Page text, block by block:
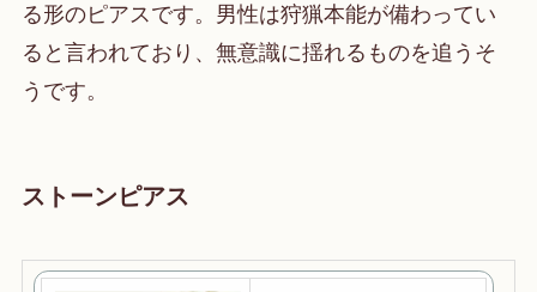
る形のピアスです。男性は狩猟本能が備わってい
ると言われており、無意識に揺れるものを追うそ
うです。
ストーンピアス